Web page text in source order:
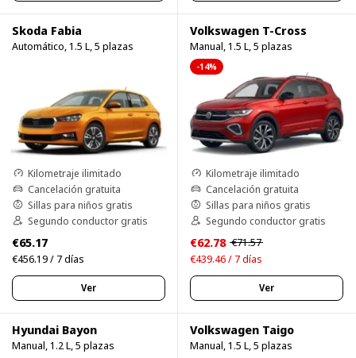
Skoda Fabia
Automático, 1.5 L, 5 plazas
Kilometraje ilimitado
Cancelación gratuita
Sillas para niños gratis
Segundo conductor gratis
€65.17
€456.19 / 7 días
Ver
Volkswagen T-Cross
Manual, 1.5 L, 5 plazas
-14%
Kilometraje ilimitado
Cancelación gratuita
Sillas para niños gratis
Segundo conductor gratis
€62.78 €71.57
€439.46 / 7 días
Ver
Hyundai Bayon
Manual, 1.2 L, 5 plazas
Volkswagen Taigo
Manual, 1.5 L, 5 plazas